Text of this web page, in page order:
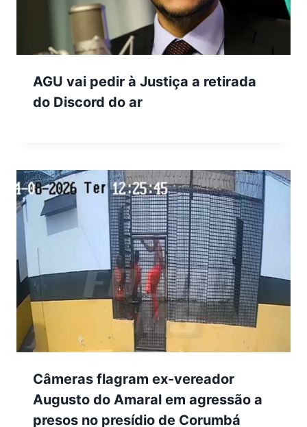
AGU vai pedir à Justiça a retirada
do Discord do ar
Câmeras flagram ex-vereador
Augusto do Amaral em agressão a
presos no presídio de Corumbá